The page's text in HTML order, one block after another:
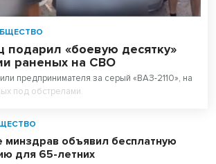
подарил «боевую десятку»
раненых на СВО
предпринимателя за серый «ВАЗ-2110», на
под обстрелами.
минздрав объявил бесплатную
для 65-летних